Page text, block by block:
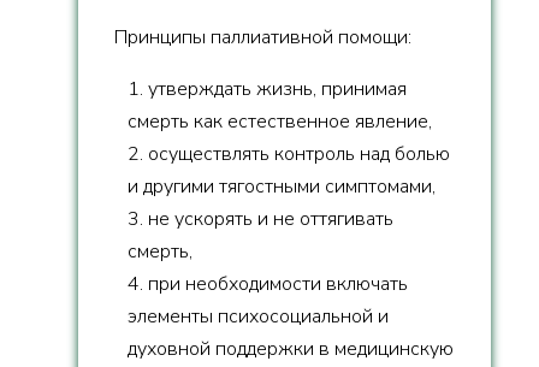
Принципы паллиативной помощи:
1. утверждать жизнь, принимая
смерть как естественное явление,
2. осуществлять контроль над болью
и другими тягостными симптомами,
3. не ускорять и не оттягивать
смерть,
4. при необходимости включать
элементы психосоциальной и
духовной поддержки в медицинскую